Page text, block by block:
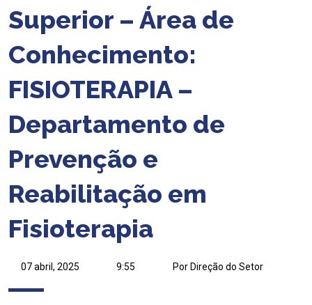
Superior – Área de
Conhecimento:
FISIOTERAPIA –
Departamento de
Prevenção e
Reabilitação em
Fisioterapia
07 abril, 2025 9:55 Por Direção do Setor